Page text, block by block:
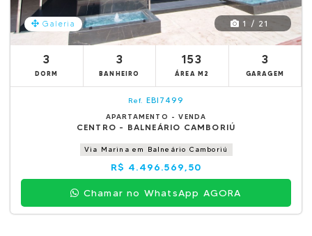
Galeria 1 / 21
3
DORM
3
BANHEIRO
153
ÁREA M2
3
GARAGEM
Ref. EBI7499
APARTAMENTO - VENDA
CENTRO - BALNEÁRIO CAMBORIÚ
Via Marina em Balneário Camboriú
R$ 4.496.569,50
Chamar no WhatsApp AGORA